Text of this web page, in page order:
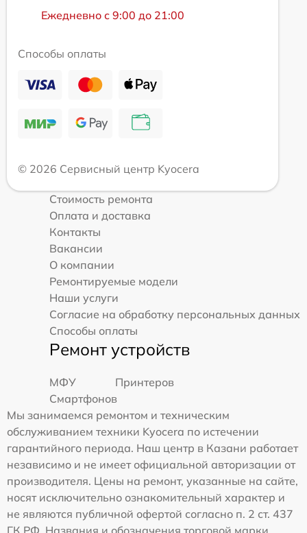
Ежедневно с 9:00 до 21:00
Способы оплаты
© 2026 Сервисный центр Kyocera
Стоимость ремонта
Оплата и доставка
Контакты
Вакансии
О компании
Ремонтируемые модели
Наши услуги
Согласие на обработку персональных данных
Способы оплаты
Ремонт устройств
МФУ
Принтеров
Смартфонов
Мы занимаемся ремонтом и техническим
обслуживанием техники Kyocera по истечении
гарантийного периода. Наш центр в Казани работает
независимо и не имеет официальной авторизации от
производителя. Цены на ремонт, указанные на сайте,
носят исключительно ознакомительный характер и
не являются публичной офертой согласно п. 2 ст. 437